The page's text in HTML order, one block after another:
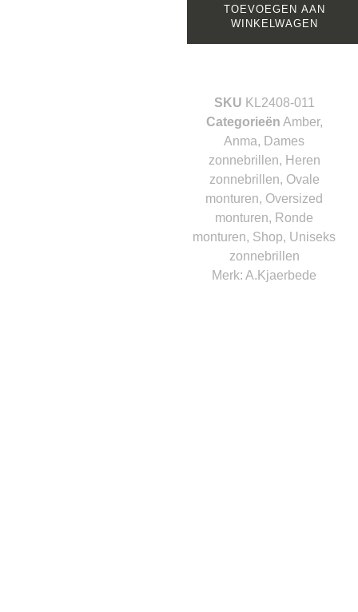
TOEVOEGEN AAN
WINKELWAGEN
SKU KL2408-011
Categorieën Amber,
Anma, Dames
zonnebrillen, Heren
zonnebrillen, Ovale
monturen, Oversized
monturen, Ronde
monturen, Shop, Uniseks
zonnebrillen
Merk:A.Kjaerbede